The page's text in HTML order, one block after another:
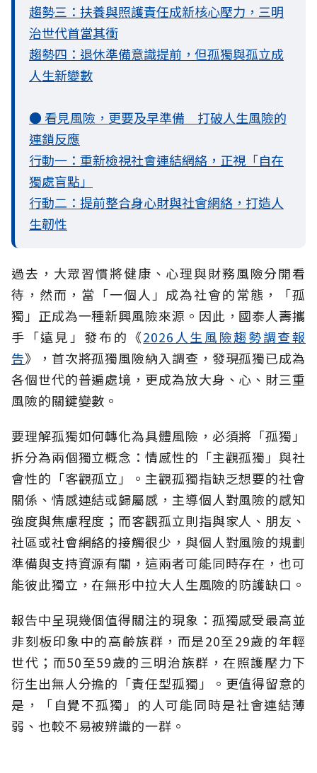
趨勢三：扶養與照護責任成新核心壓力，三明
治世代首當其衝
趨勢四：退休準備意識提前，但孤獨與孤立成
人生新變數
● 看見風險，更要及早準備 打破人生風險的
連鎖反應
行動一：重新檢視社會連結網絡，正視「自在
獨處盲點」
行動二：提前整合身心財與社會網絡，打造人
生韌性
過去，大眾習慣將健康、心理與財務風險分開看
待，然而，當「一個人」成為社會的常態，「孤
獨」正成為一種新興風險來源。因此，國泰人壽攜
手「遠見」發布的《2026人生風險趨勢調查報
告》，首次將孤獨風險納入調查，發現孤獨已成為
各個世代的普遍處境，更成為放大身、心、財三重
風險的關鍵變數。
要理解孤獨如何轉化為具體風險，必須將「孤獨」
拆分為兩個獨立概念：情感性的「主觀孤獨」與社
會性的「客觀孤立」。主觀孤獨指缺乏想要的社會
關係、情感連結或歸屬感，主導個人對風險的感知
強度與焦慮程度；而客觀孤立則指與家人、朋友、
社區或社會網絡的接觸很少，與個人對風險的規劃
準備與支持資源有關，這兩者可能同時存在，也可
能彼此獨立，在無形中拉大人生風險的防護缺口。
報告中呈現幾個值得關注的現象：孤獨感受最高並
非刻板印象中的高齡族群，而是20至29歲的年輕
世代；而50至59歲的三明治族群，在照護壓力下
衍生出無人分擔的「責任型孤獨」。更值得留意的
是，「自覺不孤獨」的人可能同時是社會連結薄
弱、也較不易被辨識的一群。